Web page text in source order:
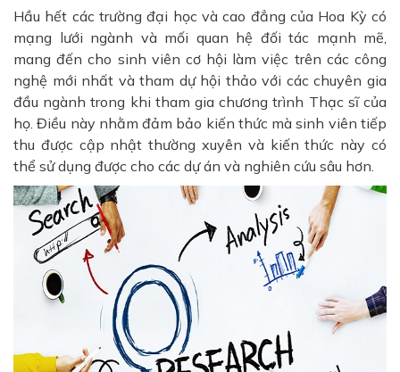
Hầu hết các trường đại học và cao đẳng của Hoa Kỳ có
mạng lưới ngành và mối quan hệ đối tác mạnh mẽ,
mang đến cho sinh viên cơ hội làm việc trên các công
nghệ mới nhất và tham dự hội thảo với các chuyên gia
đầu ngành trong khi tham gia chương trình Thạc sĩ của
họ. Điều này nhằm đảm bảo kiến ​​thức mà sinh viên tiếp
thu được cập nhật thường xuyên và kiến thức này có
thể sử dụng được cho các dự án và nghiên cứu sâu hơn.